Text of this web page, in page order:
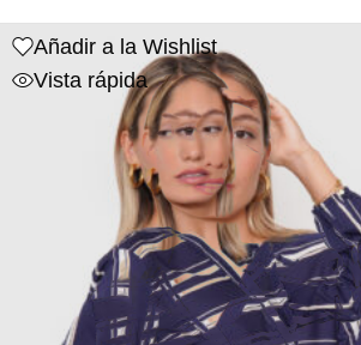
Añadir a la Wishlist
Vista rápida